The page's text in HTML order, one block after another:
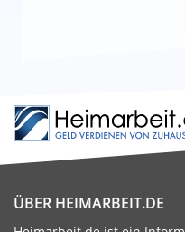
ÜBER HEIMARBEIT.DE